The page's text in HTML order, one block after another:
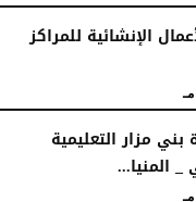
الإنشائية للمراكز
بني مزار التعليمية
_ المنيا...